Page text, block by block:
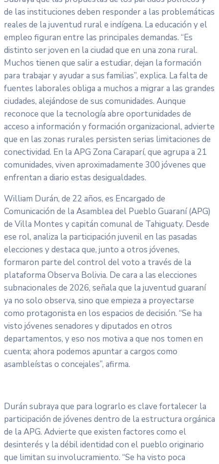
de las instituciones deben responder a las problemáticas
reales de la juventud rural e indígena. La educación y el
empleo figuran entre las principales demandas. “Es
distinto ser joven en la ciudad que en una zona rural.
Muchos tienen que salir a estudiar, dejan la formación
para trabajar y ayudar a sus familias”, explica. La falta de
fuentes laborales obliga a muchos a migrar a las grandes
ciudades, alejándose de sus comunidades. Aunque
reconoce que la tecnología abre oportunidades de
acceso a información y formación organizacional, advierte
que en las zonas rurales persisten serias limitaciones de
conectividad. En la APG Zona Caraparí, que agrupa a 21
comunidades, viven aproximadamente 300 jóvenes que
enfrentan a diario estas desigualdades.
William Durán, de 22 años, es Encargado de
Comunicación de la Asamblea del Pueblo Guaraní (APG)
de Villa Montes y capitán comunal de Tahiguaty. Desde
ese rol, analiza la participación juvenil en las pasadas
elecciones y destaca que, junto a otros jóvenes,
formaron parte del control del voto a través de la
plataforma Observa Bolivia. De cara a las elecciones
subnacionales de 2026, señala que la juventud guaraní
ya no solo observa, sino que empieza a proyectarse
como protagonista en los espacios de decisión. “Se ha
visto jóvenes senadores y diputados en otros
departamentos, y eso nos motiva a que nos tomen en
cuenta; ahora podemos apuntar a cargos como
asambleístas o concejales”, afirma.
Durán subraya que para lograrlo es clave fortalecer la
participación de jóvenes dentro de la estructura orgánica
de la APG. Advierte que existen factores como el
desinterés y la débil identidad con el pueblo originario
que limitan su involucramiento. “Se ha visto poca